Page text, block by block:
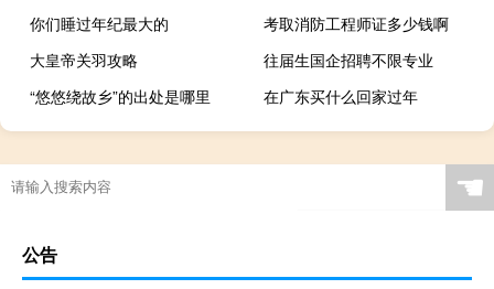
你们睡过年纪最大的
考取消防工程师证多少钱啊
大皇帝关羽攻略
往届生国企招聘不限专业
“悠悠绕故乡”的出处是哪里
在广东买什么回家过年
☚
公告